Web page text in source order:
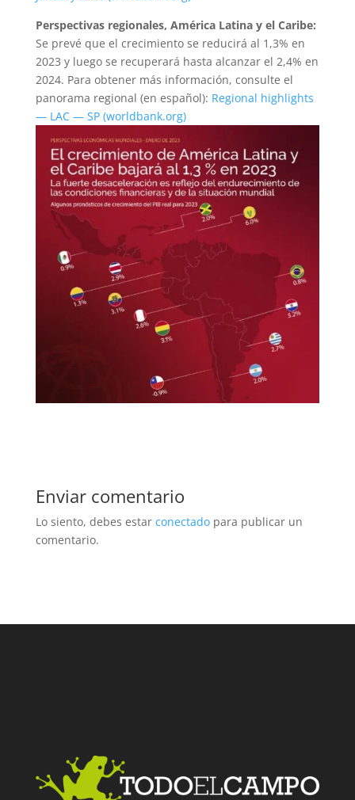
Perspectivas regionales, América Latina y el Caribe:
Se prevé que el crecimiento se reducirá al 1,3% en
2023 y luego se recuperará hasta alcanzar el 2,4% en
2024. Para obtener más información, consulte el
panorama regional (en español): Regional highlights
— LAC — SP (worldbank.org)
Enviar comentario
Lo siento, debes estar conectadopara publicar un
comentario.
Facebook